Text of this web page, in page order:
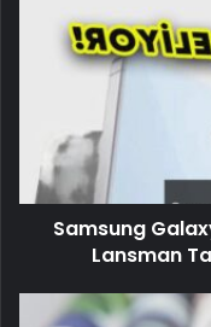
Samsung
Lansman